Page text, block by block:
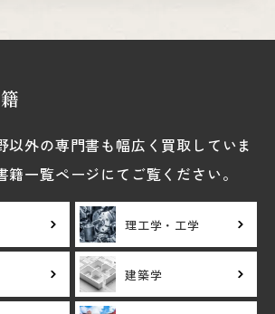
以外の専門書も幅広く買取していま
籍一覧ページにてご覧ください。
理工学・工学
建築学